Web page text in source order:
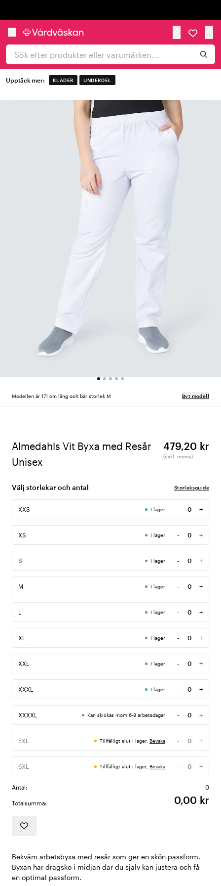
Upptäck mer: KLÄDER UNDERDEL
Modellen är 171 cm lång och bär storlek M Byt modell
Almedahls Vit Byxa med Resår
Unisex
479,20 kr
(exkl. moms)
Välj storlekar och antal Storleksguide
XXS I lager -
Antal
+
XS I lager -
Antal
+
S I lager -
Antal
+
M I lager -
Antal
+
L I lager -
Antal
+
XL I lager -
Antal
+
XXL I lager -
Antal
+
XXXL I lager -
Antal
+
XXXXL Kan skickas inom 6-8 arbetsdagar -
Antal
+
5XL Tillfälligt slut i lager, Bevaka -
Antal
+
6XL Tillfälligt slut i lager, Bevaka -
Antal
+
Antal: 0
Totalsumma: 0,00 kr
Bekväm arbetsbyxa med resår som ger en skön passform.
Byxan har dragsko i midjan där du själv kan justera och få
en optimal passform.